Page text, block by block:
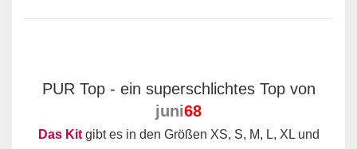
PUR Top - ein superschlichtes Top von
juni68
Das Kitgibt es in den Größen XS, S, M, L, XL und